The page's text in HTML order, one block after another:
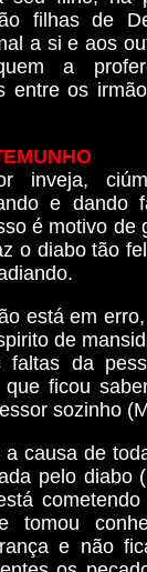
filhas de
a si e aos
a
entre os
inveja,
e dando
é motivo de
o diabo tão
está em
de
faltas da
ficou
sozinho
causa de
pelo diabo
tomou
e não